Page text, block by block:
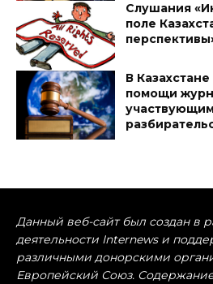
Слушания
поле
В
помощи
Данный веб-сайт был создан в
деятельности Internews и
различными донорскими
Европейский Союз.